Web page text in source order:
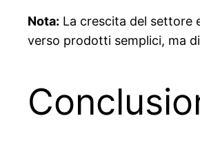
Nota: La crescita del settore
verso prodotti semplici, ma